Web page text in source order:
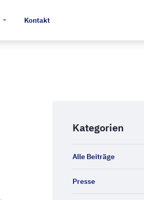
Kontakt
Kategorien
Alle Beiträge
Presse